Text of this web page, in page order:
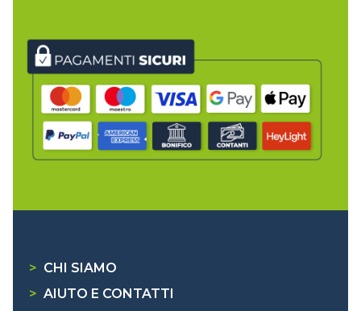
> CHI SIAMO
> AIUTO E CONTATTI